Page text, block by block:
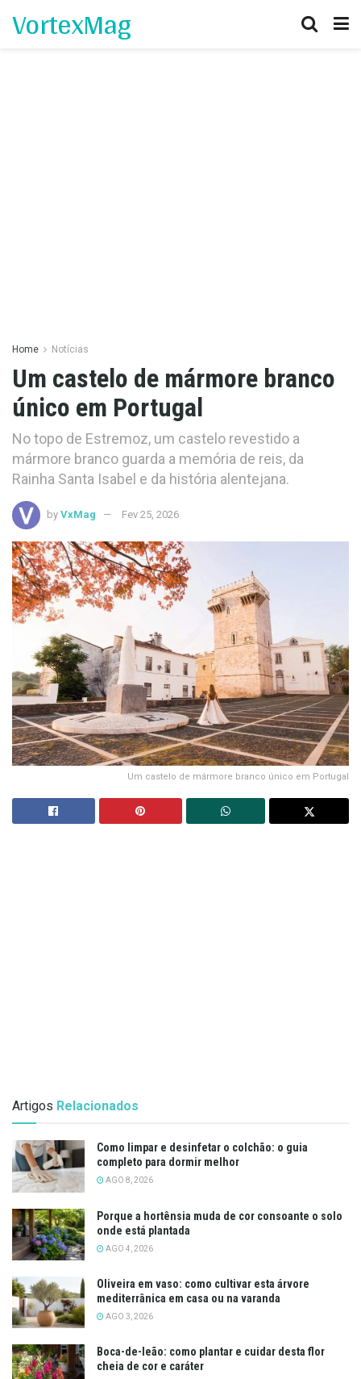
VortexMag
Home Notícias
Um castelo de mármore branco
único em Portugal
No topo de Estremoz, um castelo revestido a
mármore branco guarda a memória de reis, da
Rainha Santa Isabel e da história alentejana.
by VxMag Fev 25, 2026
Um castelo de mármore branco único em Portugal
Artigos Relacionados
Como limpar e desinfetar o colchão: o guia
completo para dormir melhor
AGO 8, 2026
Porque a hortênsia muda de cor consoante o solo
onde está plantada
AGO 4, 2026
Oliveira em vaso: como cultivar esta árvore
mediterrânica em casa ou na varanda
AGO 3, 2026
Boca-de-leão: como plantar e cuidar desta flor
cheia de cor e caráter